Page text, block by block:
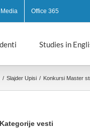
Office 365
Studies in
/ Slajder Upisi / Konkursi Master
Kategorije vesti